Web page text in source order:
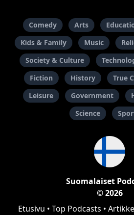
Comedy Arts
Kids & Family
Music
Society & Culture
Fiction
History True
Leisure
Government
Science
Suomalaiset
© 2026
Etusivu • Top Podcasts •